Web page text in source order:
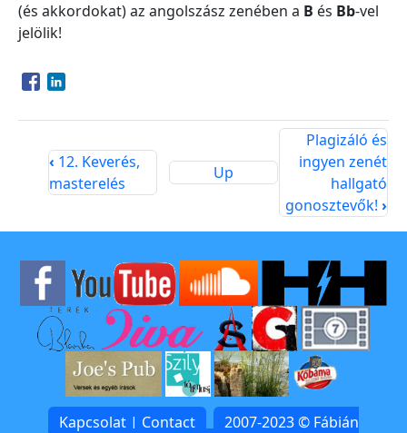
(és akkordokat) az angolszász zenében a B és Bb-vel
jelölik!
Opens in a new window
Opens in a new window
‹ 12. Keverés,
masterelés
Up
Plagizáló és
ingyen zenét
hallgató
gonosztevők!›
Kapcsolat | Contact
2007-2023 © Fábián